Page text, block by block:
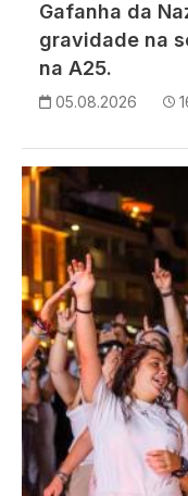
Gafanha da
gravidade na
na A25.
05.08.2026
Imagem